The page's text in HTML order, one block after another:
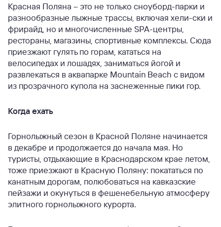
Красная Поляна – это не только сноуборд-парки и
разнообразные лыжные трассы, включая хели-ски и
фрирайд, но и многочисленные SPA-центры,
рестораны, магазины, спортивные комплексы. Сюда
приезжают гулять по горам, кататься на
велосипедах и лошадях, заниматься йогой и
развлекаться в аквапарке Mountain Beach с видом
из прозрачного купола на заснеженные пики гор.
Когда ехать
Горнолыжный сезон в Красной Поляне начинается
в декабре и продолжается до начала мая. Но
туристы, отдыхающие в Краснодарском крае летом,
тоже приезжают в Красную Поляну: покататься по
канатным дорогам, полюбоваться на кавказские
пейзажи и окунуться в фешенебельную атмосферу
элитного горнолыжного курорта.